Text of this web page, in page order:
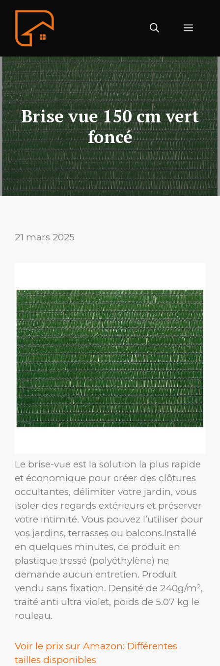
contenu
Menu
Brise vue 150 cm vert
foncé
21 mars 2025
Le brise-vue est la solution la plus rapide
et économique pour créer des clôtures
occultantes, délimiter votre jardin, vous
isoler des regards extérieurs et préserver
votre intimité. Vous pouvez l’utiliser pour
vos jardins, terrasses ou balcons.Installé
en quelques minutes, ce produit en
plastique tressé (polyéthylène) ne
demande aucun entretien. Produit
vendu sans fixation. Densité de 240g/m²,
traité anti ultra violet, poids de 5.07 kg le
rouleau.
Voir le prix sur Amazon: Différentes
tailles disponibles